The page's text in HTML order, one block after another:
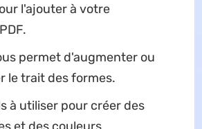
l'ajouter à votre
permet d'augmenter ou
le trait des formes.
à utiliser pour créer des